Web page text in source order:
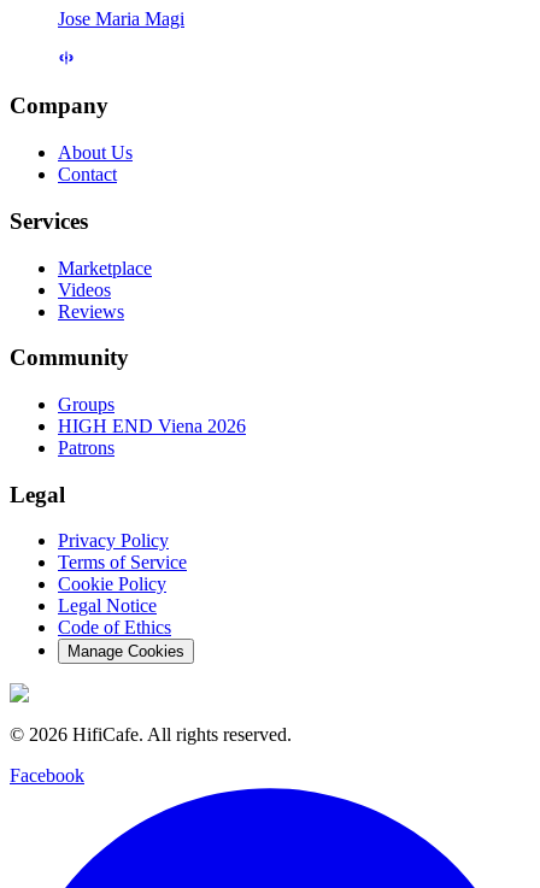
Jose Maria Magi
Company
About Us
Contact
Services
Marketplace
Videos
Reviews
Community
Groups
HIGH END Viena 2026
Patrons
Legal
Privacy Policy
Terms of Service
Cookie Policy
Legal Notice
Code of Ethics
Manage Cookies
© 2026 HifiCafe. All rights reserved.
Facebook